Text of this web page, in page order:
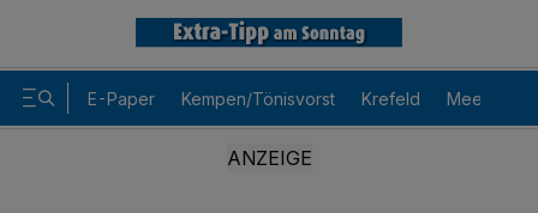
E-Paper Kempen/Tönisvorst Krefeld Meerbusch